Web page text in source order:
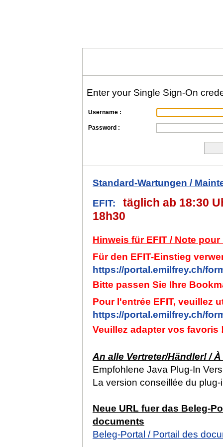
Enter your Single Sign-On
Username :
Password :
Standard-Wartungen /
EFIT: täglich ab 18:30
18h30
Hinweis für EFIT / Note pour
Für den EFIT-Einstieg
https://portal.emilfrey.ch/
Bitte passen Sie Ihre
Pour l'entrée EFIT, veuillez
https://portal.emilfrey.ch/
Veuillez adapter vos favoris
An alle Vertreter/Händler! /
Empfohlene Java Plug-In
La version conseillée du
Neue URL fuer das Beleg-
documents
Beleg-Portal / Portail des